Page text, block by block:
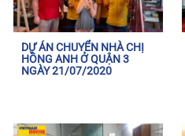
DỰ ÁN CHUYỂN NHÀ CHỊ
HỒNG ANH Ở QUẬN 3
NGÀY 21/07/2020